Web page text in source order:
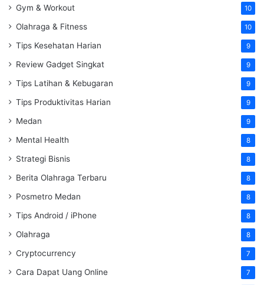
Gym & Workout 10
Olahraga & Fitness 10
Tips Kesehatan Harian 9
Review Gadget Singkat 9
Tips Latihan & Kebugaran 9
Tips Produktivitas Harian 9
Medan 9
Mental Health 8
Strategi Bisnis 8
Berita Olahraga Terbaru 8
Posmetro Medan 8
Tips Android / iPhone 8
Olahraga 8
Cryptocurrency 7
Cara Dapat Uang Online 7